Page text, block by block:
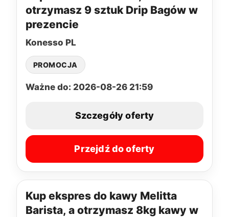
otrzymasz 9 sztuk Drip Bagów w
prezencie
Konesso PL
PROMOCJA
Ważne do: 2026-08-26 21:59
Szczegóły oferty
Przejdź do oferty
Kup ekspres do kawy Melitta
Barista, a otrzymasz 8kg kawy w